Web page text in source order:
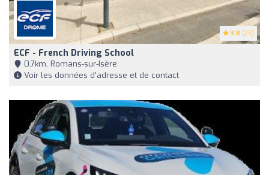
3.8 (23)
ECF - French Driving School
0,7km, Romans-sur-Isère
Voir les données d'adresse et de contact